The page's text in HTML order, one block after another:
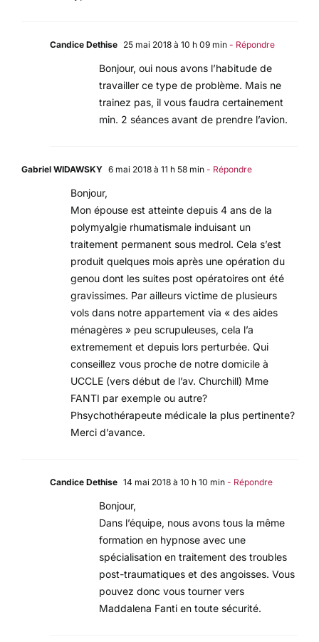
Candice Dethise 25 mai 2018 à 10 h 09 min - Répondre
Bonjour, oui nous avons l’habitude de
travailler ce type de problème. Mais ne
trainez pas, il vous faudra certainement
min. 2 séances avant de prendre l’avion.
Gabriel WIDAWSKY 6 mai 2018 à 11 h 58 min - Répondre
Bonjour,
Mon épouse est atteinte depuis 4 ans de la
polymyalgie rhumatismale induisant un
traitement permanent sous medrol. Cela s’est
produit quelques mois après une opération du
genou dont les suites post opératoires ont été
gravissimes. Par ailleurs victime de plusieurs
vols dans notre appartement via « des aides
ménagères » peu scrupuleuses, cela l’a
extremement et depuis lors perturbée. Qui
conseillez vous proche de notre domicile à
UCCLE (vers début de l’av. Churchill) Mme
FANTI par exemple ou autre?
Phsychothérapeute médicale la plus pertinente?
Merci d’avance.
Candice Dethise 14 mai 2018 à 10 h 10 min - Répondre
Bonjour,
Dans l’équipe, nous avons tous la même
formation en hypnose avec une
spécialisation en traitement des troubles
post-traumatiques et des angoisses. Vous
pouvez donc vous tourner vers
Maddalena Fanti en toute sécurité.